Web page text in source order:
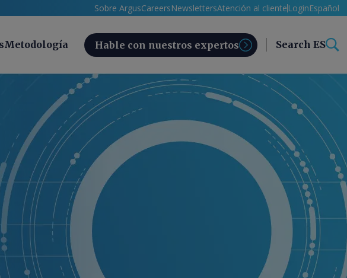
Sobre ArgusCareersNewslettersAtención al cliente LoginEspañol
Metodología Hable con nuestros expertos Search ES